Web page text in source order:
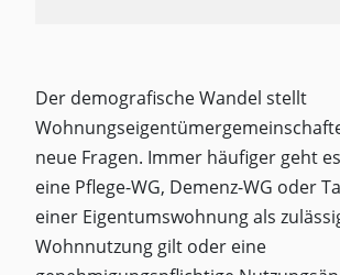
Der demografische Wandel stellt
neue Fragen. Immer häufiger geht
eine Pflege-WG, Demenz-WG oder
einer Eigentumswohnung als
Wohnnutzung gilt oder eine